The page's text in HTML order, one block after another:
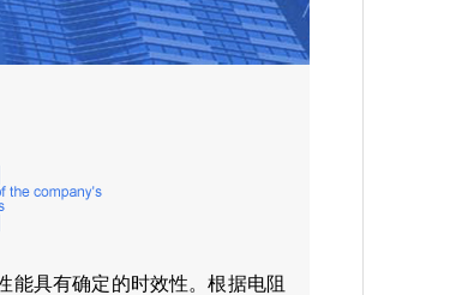
能具有确定的时效性。根据电阻